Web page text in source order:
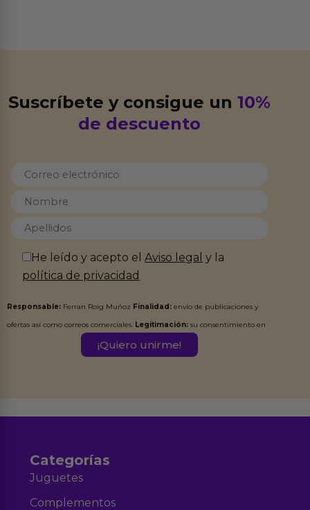
Suscríbete y consigue un10%
de descuento
He leído y acepto elAviso legal y la
política de privacidad
Responsable: Ferran Roig Muñoz Finalidad: envío de publicaciones y
ofertas así como correos comerciales. Legitimación: su consentimiento en
Destinatarios:Ferran Roig Muñoz. Podrás ejercer tus
Categorías
Juguetes
Complementos